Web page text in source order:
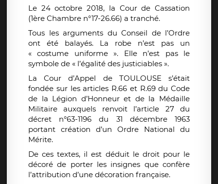
Le 24 octobre 2018, la Cour de Cassation
(1ère Chambre n°17-26.66) a tranché.
Tous les arguments du Conseil de l’Ordre
ont été balayés. La robe n’est pas un
« costume uniforme ». Elle n’est pas le
symbole de « l’égalité des justiciables ».
La Cour d’Appel de TOULOUSE s’était
fondée sur les articles R.66 et R.69 du Code
de la Légion d’Honneur et de la Médaille
Militaire auxquels renvoit l’article 27 du
décret n°63-1196 du 31 décembre 1963
portant création d’un Ordre National du
Mérite.
De ces textes, il est déduit le droit pour le
décoré de porter les insignes que confère
l’attribution d’une décoration française.